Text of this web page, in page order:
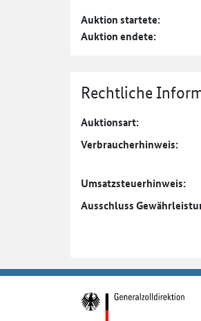
Auktion startete:
Auktion endete:
Rechtliche
Auktionsart:
Verbraucher­hinweis:
Umsatzsteuer­hinweis:
Ausschluss